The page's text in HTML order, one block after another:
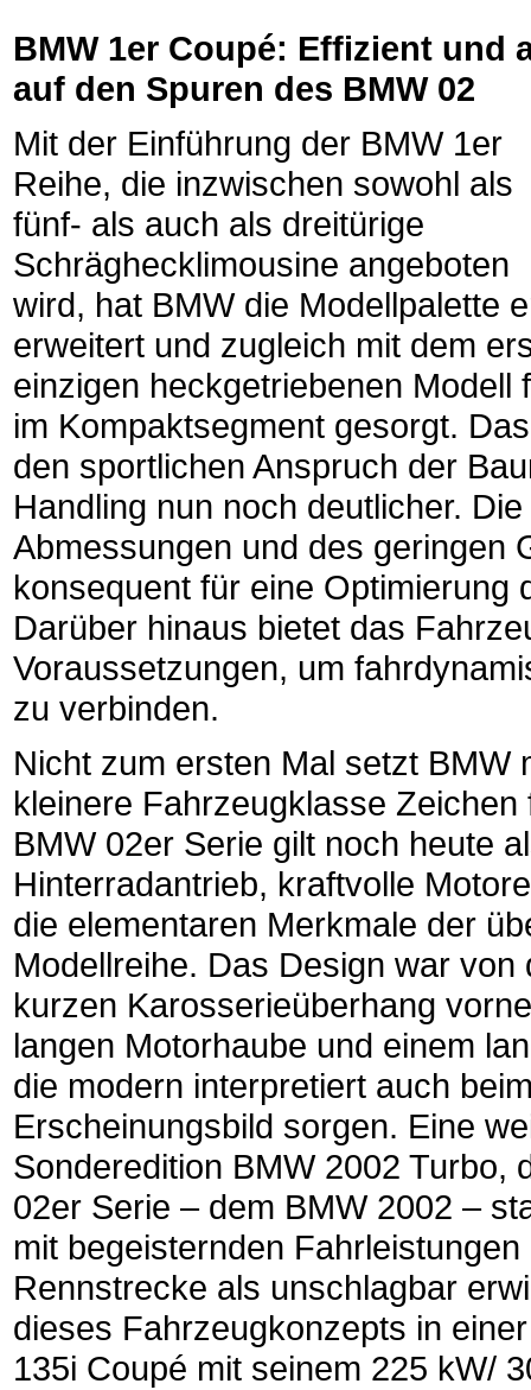
BMW 1er Coupé: Effizient und
auf den Spuren des BMW 02
Mit der Einführung der BMW 1er
Reihe, die inzwischen sowohl als
fünf- als auch als dreitürige
Schräghecklimousine angeboten
wird, hat BMW die Modellpalette
erweitert und zugleich mit dem
einzigen heckgetriebenen Modell
im Kompaktsegment gesorgt.
den sportlichen Anspruch der
Handling nun noch deutlicher.
Abmessungen und des geringen
konsequent für eine Optimierung
Darüber hinaus bietet das
Voraussetzungen, um
zu verbinden.
Nicht zum ersten Mal setzt BMW
kleinere Fahrzeugklasse
BMW 02er Serie gilt noch heute
Hinterradantrieb, kraftvolle
die elementaren Merkmale der
Modellreihe. Das Design war
kurzen Karosserieüberhang
langen Motorhaube und einem
die modern interpretiert auch
Erscheinungsbild sorgen. Eine
Sonderedition BMW 2002 Turbo,
02er Serie – dem BMW 2002 –
mit begeisternden
Rennstrecke als unschlagbar
dieses Fahrzeugkonzepts in
135i Coupé mit seinem 225 kW/